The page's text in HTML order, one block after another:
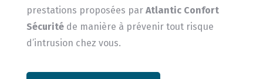
prestations proposées par Atlantic Confort
Sécuritéde manière à prévenir tout risque
d’intrusion chez vous.